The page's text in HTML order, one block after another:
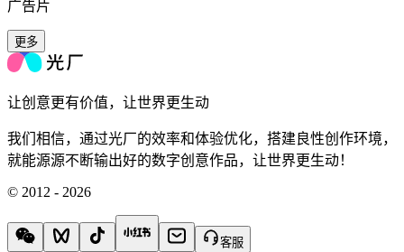
广告片
更多
让创意更有价值，让世界更生动
我们相信，通过光厂的效率和体验优化，搭建良性创作环境，
就能源源不断输出好的数字创意作品，让世界更生动！
© 2012 - 2026
客服